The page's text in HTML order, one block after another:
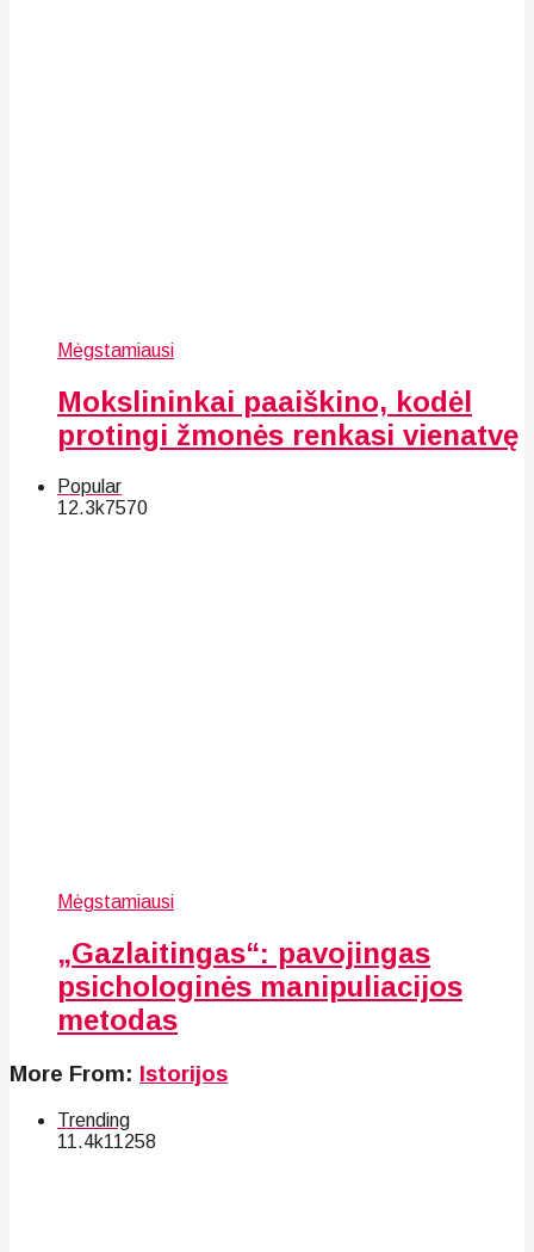
Mėgstamiausi
Mokslininkai paaiškino, kodėl
protingi žmonės renkasi vienatvę
Popular
12.3k7570
Mėgstamiausi
„Gazlaitingas“: pavojingas
psichologinės manipuliacijos
metodas
More From: Istorijos
Trending
11.4k11258